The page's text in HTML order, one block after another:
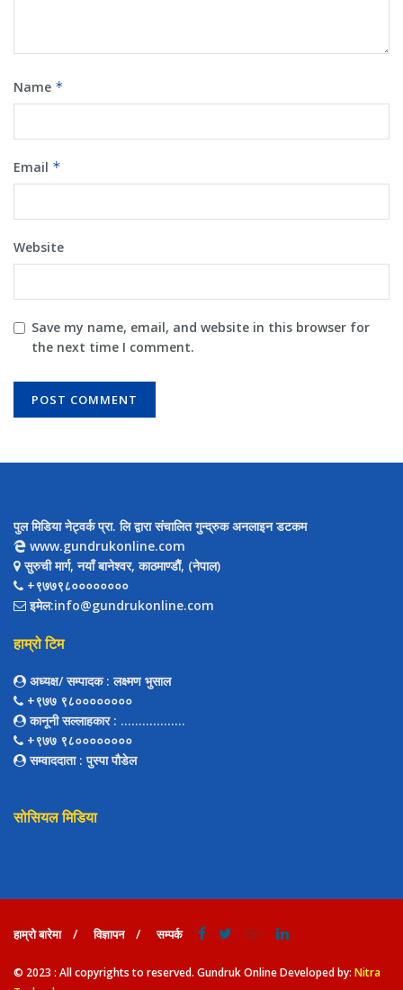
Name *
Email *
Website
Save my name, email, and website in this browser for
the next time I comment.
पुल मिडिया नेट्वर्क प्रा. लि द्वारा संचालित गुन्द्रुक अनलाइन डटकम
www.gundrukonline.com
सुरुची मार्ग, नयाँ बानेश्वर, काठमाण्डौैं, (नेपाल)
+९७७९८००००००००
इमेल:info@gundrukonline.com
हाम्रो टिम
अध्यक्ष/ सम्पादक: लक्ष्मण भुसाल
+९७७ ९८००००००००
कानूनी सल्लाहकार: ..................
+९७७ ९८००००००००
सम्वाददाता: पुस्पा पौडेल
सोसियल मिडिया
हाम्रो बारेमा विज्ञापन सम्पर्क
© 2023 : All copyrights to reserved. Gundruk Online Developed by: Nitra